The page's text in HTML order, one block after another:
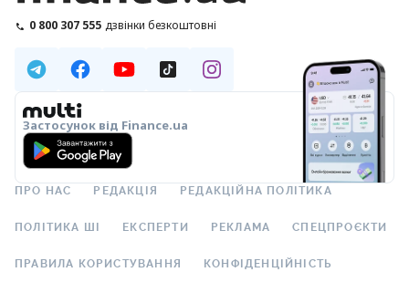
0 800 307 555 дзвінки безкоштовні
Застосунок від Finance.ua
ПРО НАС РЕДАКЦІЯ РЕДАКЦІЙНА ПОЛІТИКА
ПОЛІТИКА ШІ ЕКСПЕРТИ РЕКЛАМА СПЕЦПРОЄКТИ
ПРАВИЛА КОРИСТУВАННЯ КОНФІДЕНЦІЙНІСТЬ